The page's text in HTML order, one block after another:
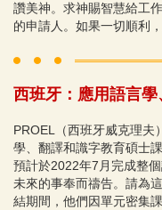
讚美神。求神賜智慧給工
的申請人。如果一切順利
西班牙：應用語言
PROEL（西班牙威克理夫
學、翻譯和識字教育碩士
預計於2022年7月完成整
未來的事奉而禱告。請為
結期間，他們因單元密集